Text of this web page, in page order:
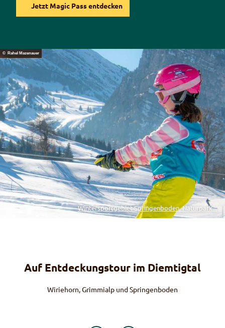
Jetzt Magic Pass entdecken
Wintersportgebiet Springenboden, Naturpark...
© Rahel Mazenauer
Auf Entdeckungstour im Diemtigtal
Wiriehorn, Grimmialp und Springenboden